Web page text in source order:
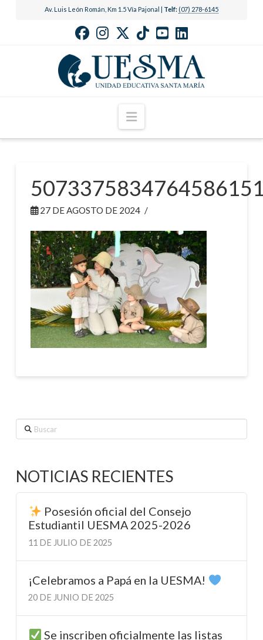
Av. Luis León Román, Km 1.5 Vía Pajonal | Telf: (07) 278-6145
Navigation
27 DE AGOSTO DE 2024
Buscar
NOTICIAS RECIENTES
Posesión oficial del Consejo
Estudiantil UESMA 2025-2026
11 DE JULIO DE 2025
¡Celebramos a Papá en la UESMA!
20 DE JUNIO DE 2025
Se inscriben oficialmente las listas